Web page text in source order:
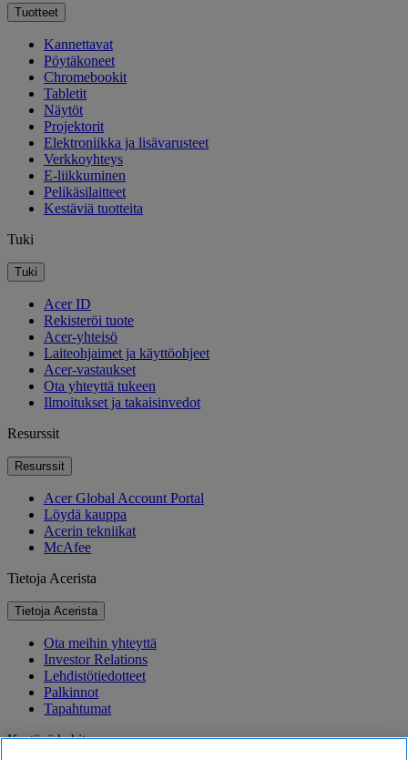
Tuotteet
Kannettavat
Pöytäkoneet
Chromebookit
Tabletit
Näytöt
Projektorit
Elektroniikka ja lisävarusteet
Verkkoyhteys
E-liikkuminen
Pelikäsilaitteet
Kestäviä tuotteita
Tuki
Tuki
Acer ID
Rekisteröi tuote
Acer-yhteisö
Laiteohjaimet ja käyttöohjeet
Acer-vastaukset
Ota yhteyttä tukeen
Ilmoitukset ja takaisinvedot
Resurssit
Resurssit
Acer Global Account Portal
Löydä kauppa
Acerin tekniikat
McAfee
Tietoja Acerista
Tietoja Acerista
Ota meihin yhteyttä
Investor Relations
Lehdistötiedotteet
Palkinnot
Tapahtumat
Kestävä kehitys